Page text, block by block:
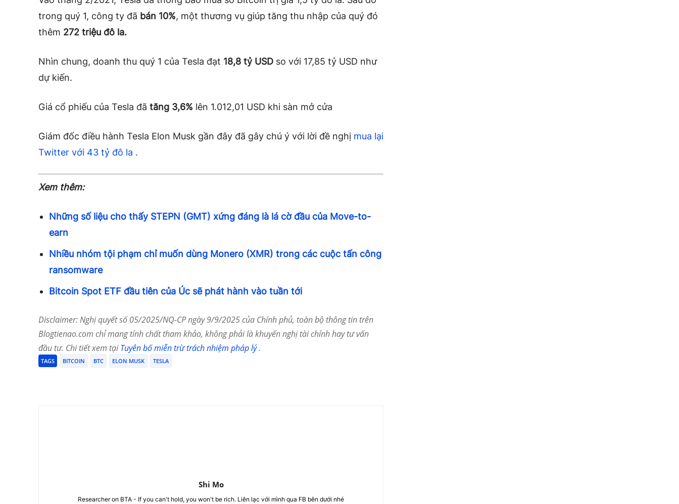
trong quý 1, công ty đã bán 10%, một thương vụ giúp tăng thu nhập của quý đó
thêm 272 triệu đô la.
Nhìn chung, doanh thu quý 1 của Tesla đạt 18,8 tỷ USD so với 17,85 tỷ USD như
dự kiến.
Giá cổ phiếu của Tesla đã tăng 3,6% lên 1.012,01 USD khi sàn mở cửa
Giám đốc điều hành Tesla Elon Musk gần đây đã gây chú ý với lời đề nghị mua lại
Twitter với 43 tỷ đô la .
Xem thêm:
Những số liệu cho thấy STEPN (GMT) xứng đáng là lá cờ đầu của Move-to-
earn
Nhiều nhóm tội phạm chỉ muốn dùng Monero (XMR) trong các cuộc tấn công
ransomware
Bitcoin Spot ETF đầu tiên của Úc sẽ phát hành vào tuần tới
Disclaimer: Nghị quyết số 05/2025/NQ-CP ngày 9/9/2025 của Chính phủ, toàn bộ thông tin trên
Blogtienao.com chỉ mang tính chất tham khảo, không phải là khuyến nghị tài chính hay tư vấn
đầu tư. Chi tiết xem tạiTuyên bố miễn trừ trách nhiệm pháp lý.
TAGS BITCOIN BTC ELON MUSK TESLA
Shi Mo
Researcher on BTA - If you can't hold, you won't be rich. Liên lạc với mình qua FB bên dưới nhé